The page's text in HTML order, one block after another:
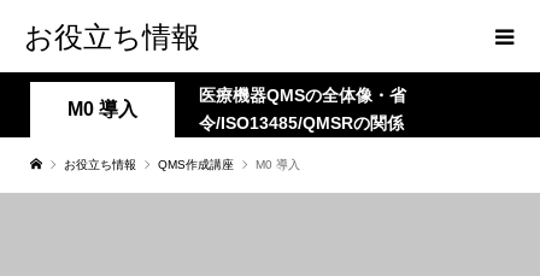
お役立ち情報
M0 導入
医療機器QMSの全体像・省
令/ISO13485/QMSRの関係
お役立ち情報 QMS作成講座 M0 導入